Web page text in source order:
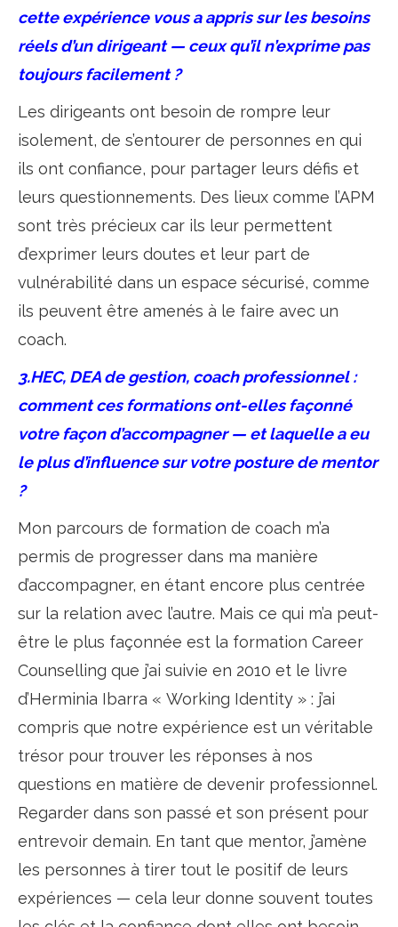
cette expérience vous a appris sur les besoins
réels d’un dirigeant — ceux qu’il n’exprime pas
toujours facilement ?
Les dirigeants ont besoin de rompre leur
isolement, de s’entourer de personnes en qui
ils ont confiance, pour partager leurs défis et
leurs questionnements. Des lieux comme l’APM
sont très précieux car ils leur permettent
d’exprimer leurs doutes et leur part de
vulnérabilité dans un espace sécurisé, comme
ils peuvent être amenés à le faire avec un
coach.
3.HEC, DEA de gestion, coach professionnel :
comment ces formations ont-elles façonné
votre façon d’accompagner — et laquelle a eu
le plus d’influence sur votre posture de mentor
?
Mon parcours de formation de coach m’a
permis de progresser dans ma manière
d’accompagner, en étant encore plus centrée
sur la relation avec l’autre. Mais ce qui m’a peut-
être le plus façonnée est la formation Career
Counselling que j’ai suivie en 2010 et le livre
d’Herminia Ibarra « Working Identity » : j’ai
compris que notre expérience est un véritable
trésor pour trouver les réponses à nos
questions en matière de devenir professionnel.
Regarder dans son passé et son présent pour
entrevoir demain. En tant que mentor, j’amène
les personnes à tirer tout le positif de leurs
expériences — cela leur donne souvent toutes